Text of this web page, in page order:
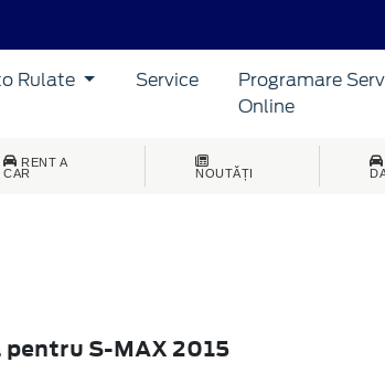
Rulate Service
Programare
Online
RENT A
CAR
NOUTĂȚI
S-MAX 2015